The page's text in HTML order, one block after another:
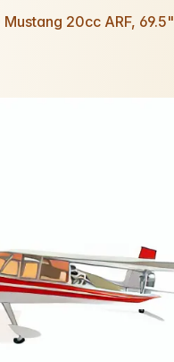
Mustang 20cc ARF, 69.5"